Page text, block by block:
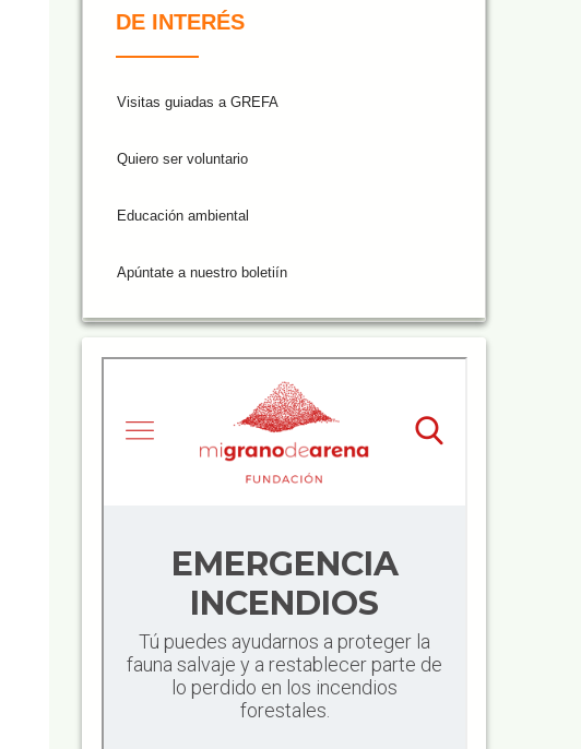
DE INTERÉS
Visitas guiadas a GREFA
Quiero ser voluntario
Educación ambiental
Apúntate a nuestro boletiín